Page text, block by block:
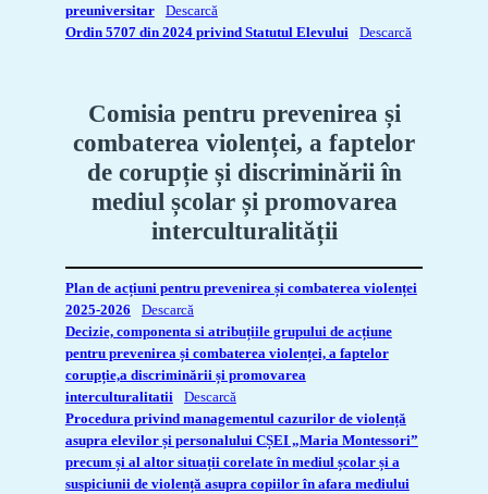
preuniversitar
Descarcă
Ordin 5707 din 2024 privind Statutul Elevului
Descarcă
Comisia pentru prevenirea și
combaterea violenței, a faptelor
de corupție și discriminării în
mediul școlar și promovarea
interculturalității
Plan de acțiuni pentru prevenirea și combaterea violenței
2025-2026
Descarcă
Decizie, componenta si atribuțiile grupului de acțiune
pentru prevenirea și combaterea violenței, a faptelor
corupție,a discriminării și promovarea
interculturalitatii
Descarcă
Procedura privind managementul cazurilor de violență
asupra elevilor și personalului CȘEI „Maria Montessori”
precum și al altor situații corelate în mediul școlar și a
suspiciunii de violență asupra copiilor în afara mediului